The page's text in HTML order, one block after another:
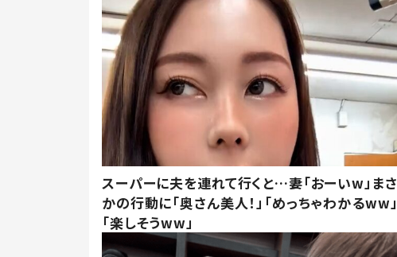
スーパーに夫を連れて行くと…妻「おーいw」まさ
かの行動に「奥さん美人！」「めっちゃわかるww」
「楽しそうww」